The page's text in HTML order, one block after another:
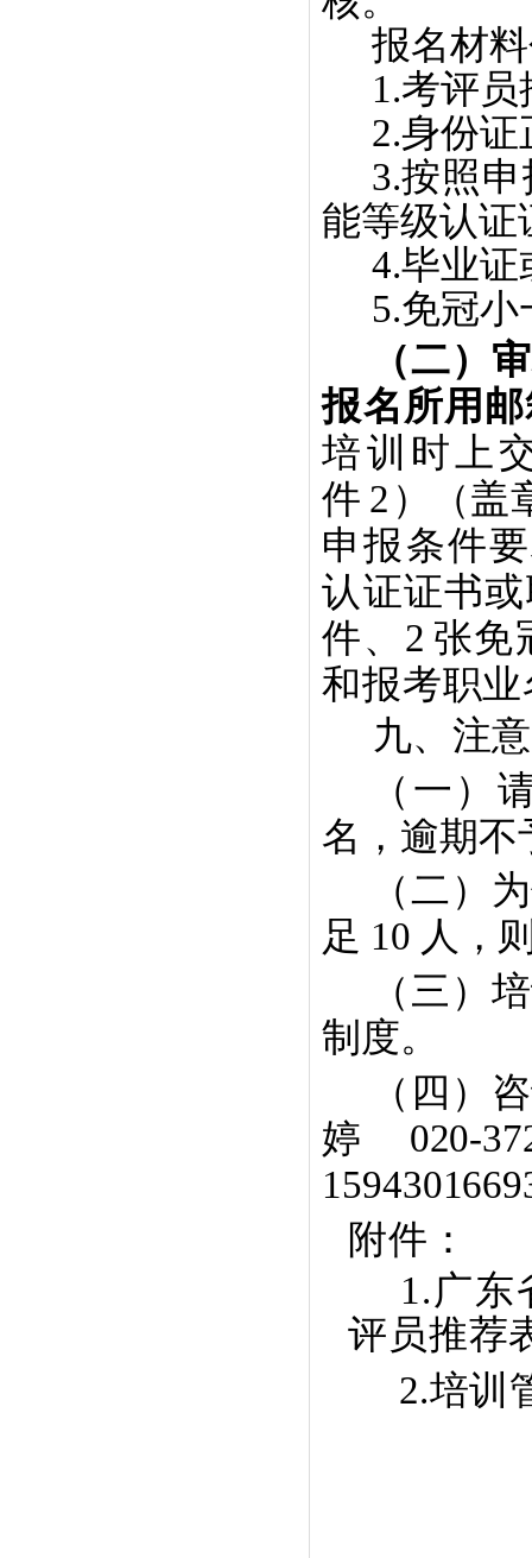
报名材
1.考评
2.身份
3.按照
能等级认证
4.毕业
5.免冠
（二）
报名所用
培训时上
件 2 ） （盖
申报条件
认证证书
件、 2 张免
和报考职
九、注
（一）
名，逾期不
（二）
足 10 人，
（三）
制度。
（四）
婷
020-
附件：
1. 广东
评员推荐
2.培训